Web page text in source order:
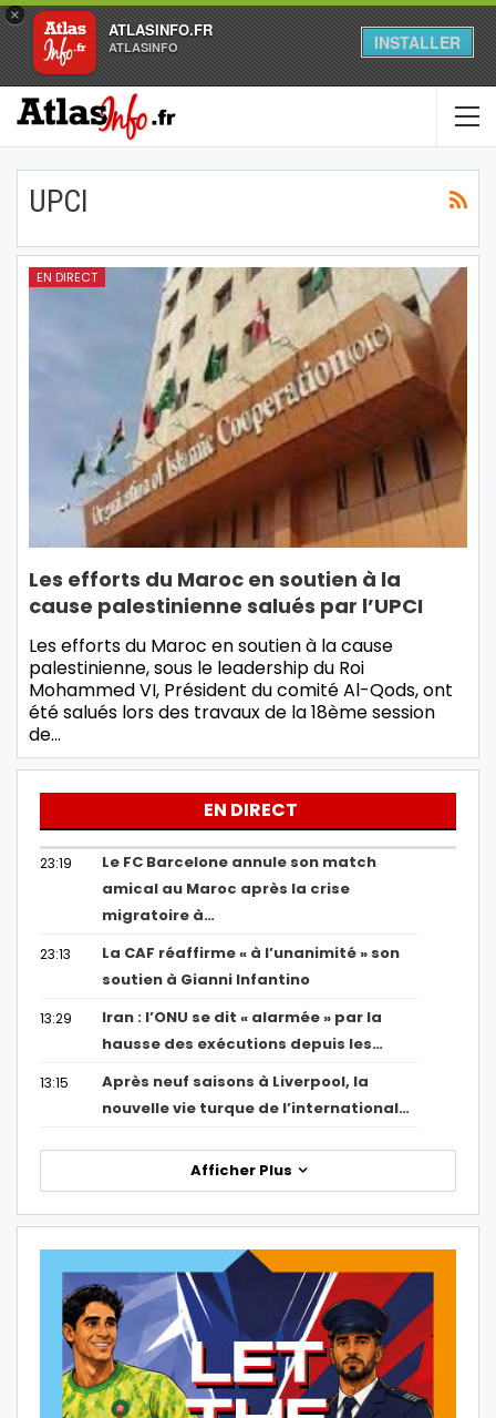
×
ATLASINFO.FR
ATLASINFO INSTALLER
UPCI
EN DIRECT
Les efforts du Maroc en soutien à la
cause palestinienne salués par l’UPCI
Les efforts du Maroc en soutien à la cause
palestinienne, sous le leadership du Roi
Mohammed VI, Président du comité Al-Qods, ont
été salués lors des travaux de la 18ème session
de…
EN DIRECT
23:19
Le FC Barcelone annule son match
amical au Maroc après la crise
migratoire à…
23:13
La CAF réaffirme « à l’unanimité » son
soutien à Gianni Infantino
13:29
Iran : l’ONU se dit « alarmée » par la
hausse des exécutions depuis les…
13:15
Après neuf saisons à Liverpool, la
nouvelle vie turque de l’international…
Afficher Plus